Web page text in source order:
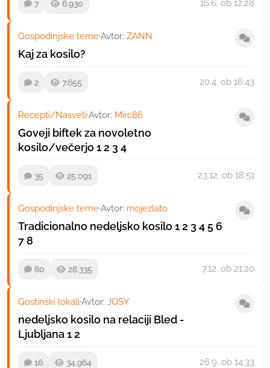
7 6.930 16.6. ob 12:28
Gospodinjske teme·Avtor: ZANN
Kaj za kosilo?
2 7.655 20.4. ob 16:43
Recepti/Nasveti·Avtor: Mirc86
Goveji biftek za novoletno
kosilo/večerjo1 2 3 4
35 25.091 23.12. ob 18:51
Gospodinjske teme·Avtor: mojezlato
Tradicionalno nedeljsko kosilo1 2 3 4 56
78
80 28.335 7.12. ob 21:20
Gostinski lokali·Avtor: JOSY
nedeljsko kosilo na relaciji Bled -
Ljubljana1 2
16 34.964 26.9. ob 14:33